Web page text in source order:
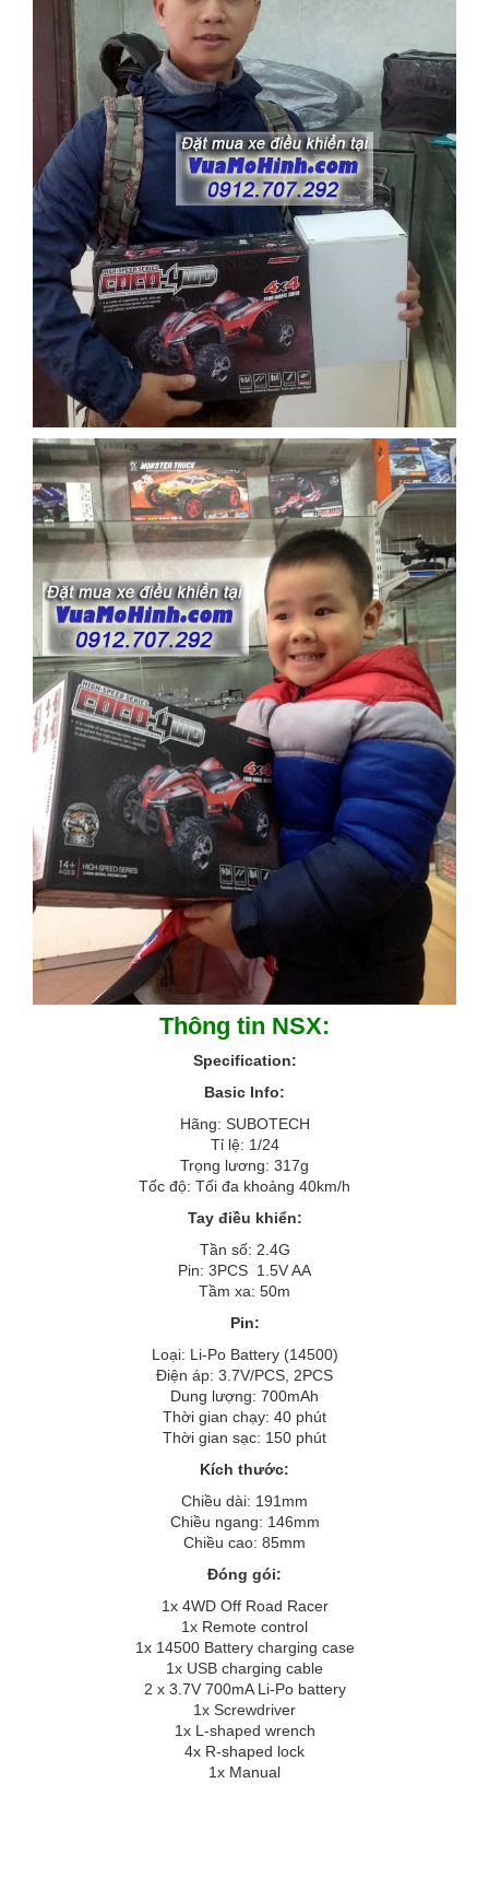
Thông tin NSX:
Specification:
Basic Info:
Hãng: SUBOTECH
Tỉ lệ: 1/24
Trọng lương: 317g
Tốc độ: Tối đa khoảng 40km/h
Tay điều khiển:
Tần số: 2.4G
Pin: 3PCS 1.5V AA
Tầm xa: 50m
Pin:
Loại: Li-Po Battery (14500)
Điện áp: 3.7V/PCS, 2PCS
Dung lượng: 700mAh
Thời gian chạy: 40 phút
Thời gian sạc: 150 phút
Kích thước:
Chiều dài: 191mm
Chiều ngang: 146mm
Chiều cao: 85mm
Đóng gói:
1x 4WD Off Road Racer
1x Remote control
1x 14500 Battery charging case
1x USB charging cable
2 x 3.7V 700mA Li-Po battery
1x Screwdriver
1x L-shaped wrench
4x R-shaped lock
1x Manual